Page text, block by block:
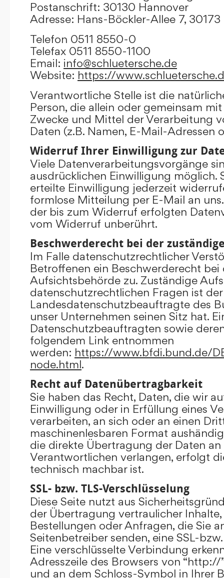
Postanschrift: 30130 Hannover
Adresse: Hans-Böckler-Allee 7,
Telefon 0511 8550-0
Telefax 0511 8550-1100
Email: info@schluetersche.de
Website: https://
Verantwortliche Stelle ist die
Person, die allein oder gemeinsam
Zwecke und Mittel der Verarbeitung
Daten (z.B. Namen, E-Mail-Adressen
Widerruf Ihrer Einwilligung zur
Viele Datenverarbeitungsvorgänge
ausdrücklichen Einwilligung möglich.
erteilte Einwilligung jederzeit
formlose Mitteilung per E-Mail an
der bis zum Widerruf erfolgten
vom Widerruf unberührt.
Beschwerderecht bei der
Im Falle datenschutzrechtlicher
Betroffenen ein Beschwerderecht bei
Aufsichtsbehörde zu. Zuständige
datenschutzrechtlichen Fragen ist der
Landesdatenschutzbeauftragte des
unser Unternehmen seinen Sitz hat.
Datenschutzbeauftragten sowie
folgendem Link entnommen
werden: https://www.bfdi.bund.de/
node.html.
Recht auf Datenübertragbarkeit
Sie haben das Recht, Daten, die wir
Einwilligung oder in Erfüllung eines
verarbeiten, an sich oder an einen
maschinenlesbaren Format
die direkte Übertragung der Daten
Verantwortlichen verlangen, erfolgt
technisch machbar ist.
SSL- bzw. TLS-Verschlüsselung
Diese Seite nutzt aus
der Übertragung vertraulicher
Bestellungen oder Anfragen, die Sie
Seitenbetreiber senden, eine SSL-
Eine verschlüsselte Verbindung
Adresszeile des Browsers von
und an dem Schloss-Symbol in Ihrer